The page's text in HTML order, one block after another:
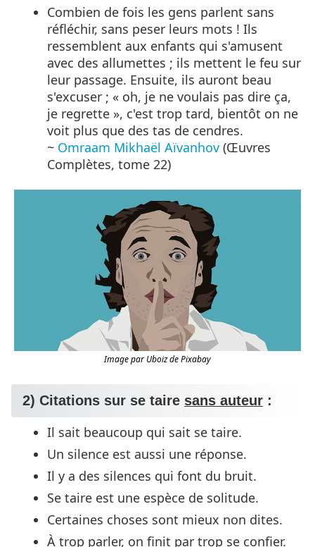
Combien de fois les gens parlent sans
réfléchir, sans peser leurs mots ! Ils
ressemblent aux enfants qui s'amusent
avec des allumettes ; ils mettent le feu sur
leur passage. Ensuite, ils auront beau
s'excuser ; « oh, je ne voulais pas dire ça,
je regrette », c'est trop tard, bientôt on ne
voit plus que des tas de cendres.
~ Omraam Mikhaël Aïvanhov (Œuvres
Complètes, tome 22)
Image par Uboiz de Pixabay
2) Citations sur se taire sans auteur :
Il sait beaucoup qui sait se taire.
Un silence est aussi une réponse.
Il y a des silences qui font du bruit.
Se taire est une espèce de solitude.
Certaines choses sont mieux non dites.
À trop parler, on finit par trop se confier.